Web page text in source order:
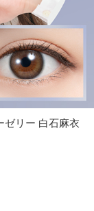
ゼリー 白石麻衣